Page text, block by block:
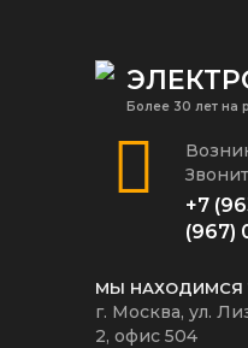
Более 30 лет на
+7
(967)
МЫ НАХОДИМСЯ
г. Москва, ул.
2, офис 504